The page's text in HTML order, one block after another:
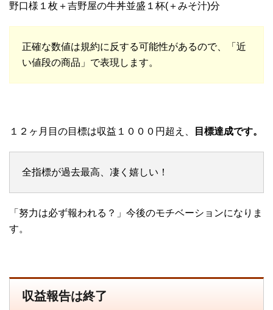
野口様１枚＋吉野屋の牛丼並盛１杯(＋みそ汁)分
正確な数値は規約に反する可能性があるので、「近
い値段の商品」で表現します。
１２ヶ月目の目標は収益１０００円超え、 目標達成です。
全指標が過去最高、凄く嬉しい！
「努力は必ず報われる？」今後のモチベーションになりま
す。
収益報告は終了